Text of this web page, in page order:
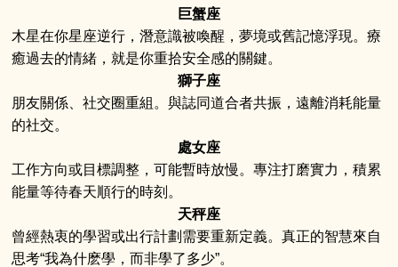
巨蟹座
木星在你星座逆行，潛意識被喚醒，夢境或舊記憶浮現。療
癒過去的情緒，就是你重拾安全感的關鍵。
獅子座
朋友關係、社交圈重組。與誌同道合者共振，遠離消耗能量
的社交。
處女座
工作方向或目標調整，可能暫時放慢。專注打磨實力，積累
能量等待春天順行的時刻。
天秤座
曾經熱衷的學習或出行計劃需要重新定義。真正的智慧來自
思考“我為什麽學，而非學了多少”。